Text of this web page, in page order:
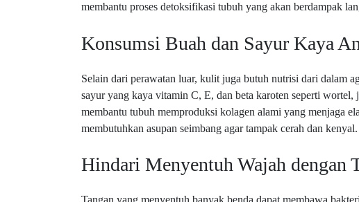
membantu proses detoksifikasi tubuh yang akan berdampak
Konsumsi Buah dan Sayur Kaya
Selain dari perawatan luar, kulit juga butuh nutrisi dari dalam
sayur yang kaya vitamin C, E, dan beta karoten seperti
membantu tubuh memproduksi kolagen alami yang menjaga
membutuhkan asupan seimbang agar tampak cerah dan kenyal.
Hindari Menyentuh Wajah dengan